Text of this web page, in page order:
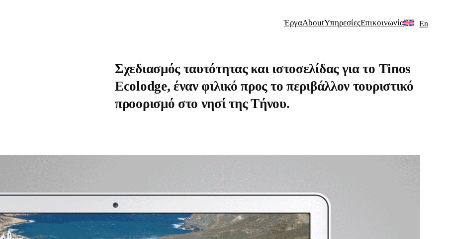
ΈργαAboutΥπηρεσίεςΕπικοινωνία En
Σχεδιασμός ταυτότητας και ιστοσελίδας για το Tinos
Ecolodge, έναν φιλικό προς το περιβάλλον τουριστικό
προορισμό στο νησί της Τήνου.